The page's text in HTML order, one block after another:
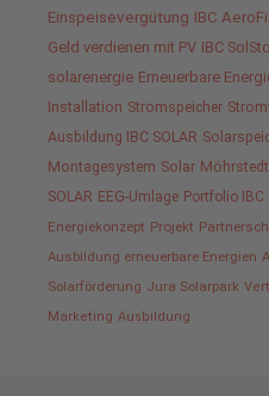
Einspeisevergütung IBC
Geld verdienen mit PV IBC
solarenergie Erneuerbare
Installation Stromspeicher
Ausbildung IBC SOLAR
Montagesystem Solar Möhrstedt
SOLAR EEG-Umlage Portfolio IBC
Energiekonzept Projekt
Ausbildung erneuerbare Energien
Solarförderung Jura Solarpark
Marketing Ausbildung